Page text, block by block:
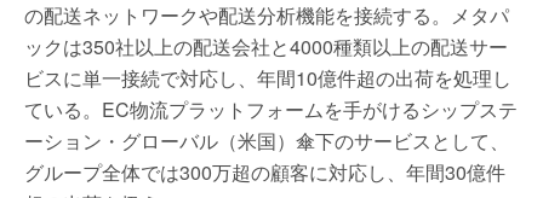
の配送ネットワークや配送分析機能を接続する。メタパ
ックは350社以上の配送会社と4000種類以上の配送サー
ビスに単一接続で対応し、年間10億件超の出荷を処理し
ている。EC物流プラットフォームを手がけるシップステ
ーション・グローバル（米国）傘下のサービスとして、
グループ全体では300万超の顧客に対応し、年間30億件